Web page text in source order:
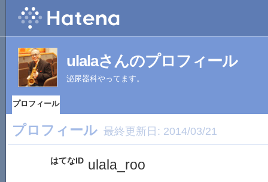
ulalaさんのプロフィール
泌尿器科やってます。
プロフィール
プロフィール 最終更新日: 2014/03/21
はてなID ulala_roo